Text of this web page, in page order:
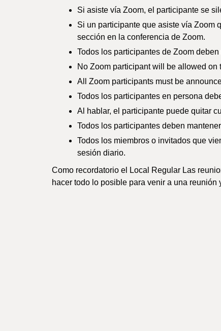
Si asiste vía Zoom, el participante se
Si un participante que asiste vía Zoom
sección en la conferencia de Zoom.
Todos los participantes de Zoom
No Zoom participant will be allowed on
All Zoom participants must be
Todos los participantes en persona
Al hablar, el participante puede quitar
Todos los participantes deben
Todos los miembros o invitados que
sesión diario.
Como recordatorio el Local Regular Las
hacer todo lo posible para venir a una reunión